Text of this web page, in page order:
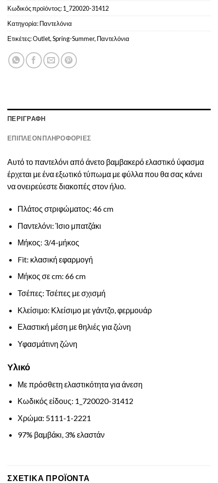
Κωδικός προϊόντος:1_720020-31412
Κατηγορία:Παντελόνια
Ετικέτες:Outlet,Spring-Summer, Παντελόνια
ΠΕΡΙΓΡΑΦΉ
ΕΠΙΠΛΈΟΝ ΠΛΗΡΟΦΟΡΊΕΣ
Αυτό το παντελόνι από άνετο βαμβακερό ελαστικό ύφασμα
έρχεται με ένα εξωτικό τύπωμα με φύλλα που θα σας κάνει
να ονειρεύεστε διακοπές στον ήλιο.
Πλάτος στριφώματος: 46 cm
Παντελόνι: Ίσιο μπατζάκι
Μήκος: 3/4-μήκος
Fit: κλασική εφαρμογή
Μήκος σε cm: 66 cm
Τσέπες: Τσέπες με σχισμή
Κλείσιμο: Κλείσιμο με γάντζο, φερμουάρ
Ελαστική μέση με θηλιές για ζώνη
Υφασμάτινη ζώνη
Υλικό
Με πρόσθετη ελαστικότητα για άνεση
Κωδικός είδους: 1_720020-31412
Χρώμα: 5111-1-2221
97% βαμβάκι, 3% ελαστάν
ΣΧΕΤΙΚΆ ΠΡΟΪΌΝΤΑ